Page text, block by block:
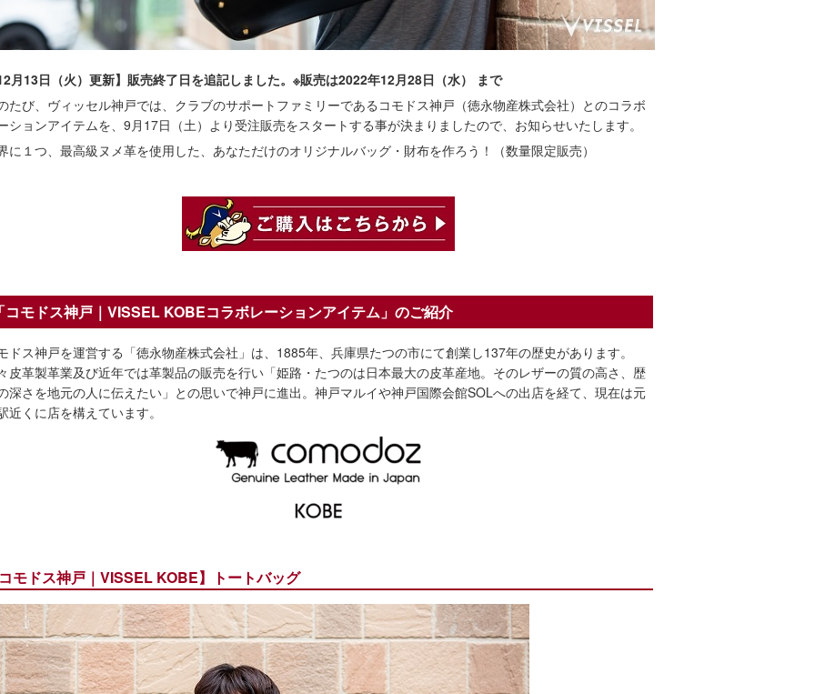
月13日（火）更新】販売終了日を追記しました。※販売は2022年12月28日（水） まで
たび、ヴィッセル神戸では、クラブのサポートファミリーであるコモドス神戸（徳永物産株式会社）とのコラボ
ションアイテムを、9月17日（土）より受注販売をスタートする事が決まりましたので、お知らせいたします。
に１つ、最高級ヌメ革を使用した、あなただけのオリジナルバッグ・財布を作ろう！（数量限定販売）
コモドス神戸｜VISSEL KOBEコラボレーションアイテム」のご紹介
ドス神戸を運営する「徳永物産株式会社」は、1885年、兵庫県たつの市にて創業し137年の歴史があります。
皮革製革業及び近年では革製品の販売を行い「姫路・たつのは日本最大の皮革産地。そのレザーの質の高さ、歴
深さを地元の人に伝えたい」との思いで神戸に進出。神戸マルイや神戸国際会館SOLへの出店を経て、現在は元
近くに店を構えています。
モドス神戸｜VISSEL KOBE】トートバッグ